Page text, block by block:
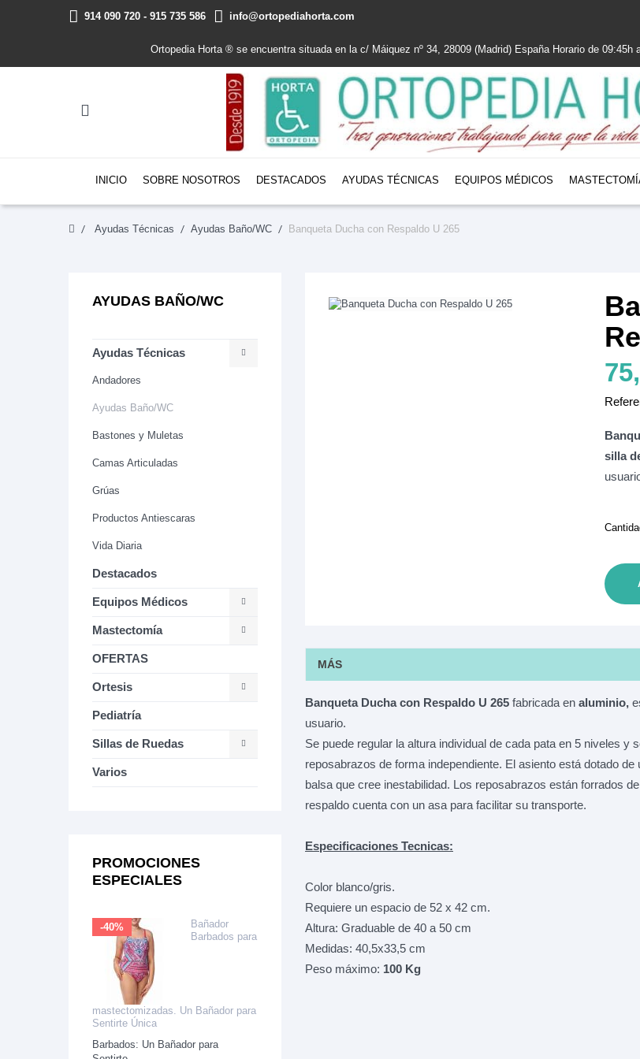
914 090 720 - 915 735 586 info@ortopediahorta.com
Ortopedia Horta ® se encuentra situada en la c/ Máiquez nº 34, 28009 (Madrid) España Horario de
INICIO SOBRE NOSOTROS DESTACADOS AYUDAS TÉCNICAS EQUIPOS MÉDICOS
Ayudas Técnicas Ayudas Baño/WC Banqueta Ducha con Respaldo U 265
AYUDAS BAÑO/WC
Ayudas Técnicas
Andadores
Ayudas Baño/WC
Bastones y Muletas
Camas Articuladas
Grúas
Productos Antiescaras
Vida Diaria
Destacados
Equipos Médicos
Mastectomía
OFERTAS
Ortesis
Pediatría
Sillas de Ruedas
Varios
PROMOCIONES
ESPECIALES
-40%
Bañador
Barbados para
mastectomizadas. Un Bañador para
Sentirte Única
Barbados: Un Bañador para
silla
MÁS
Banqueta Ducha con Respaldo U 265 fabricada en aluminio,
usuario.
Se puede regular la altura individual de cada pata en 5 niveles y
reposabrazos de forma independiente. El asiento está dotado
balsa que cree inestabilidad. Los reposabrazos están forrados
respaldo cuenta con un asa para facilitar su transporte.
Especificaciones Tecnicas:
Color blanco/gris.
Requiere un espacio de 52 x 42 cm.
Altura: Graduable de 40 a 50 cm
Medidas: 40,5x33,5 cm
Peso máximo: 100 Kg